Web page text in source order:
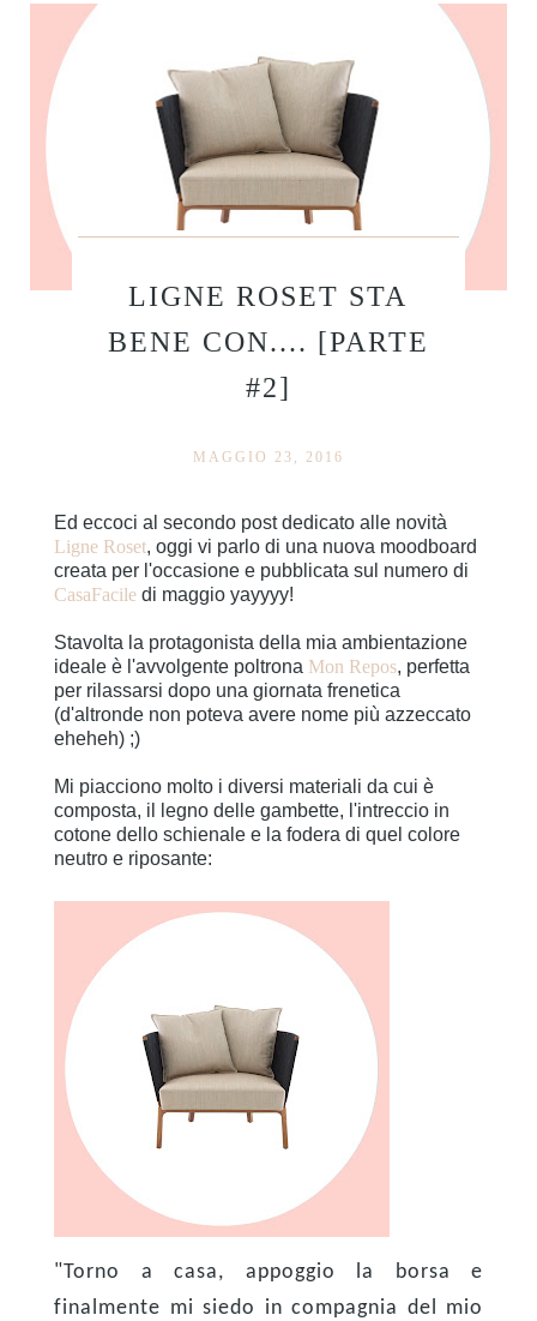
LIGNE ROSET STA
BENE CON.... [PARTE
#2]
MAGGIO 23, 2016
Ed eccoci al secondo post dedicato alle novità
Ligne Roset, oggi vi parlo di una nuova moodboard
creata per l'occasione e pubblicata sul numero di
CasaFacile di maggio yayyyy!
Stavolta la protagonista della mia ambientazione
ideale è l'avvolgente poltrona Mon Repos, perfetta
per rilassarsi dopo una giornata frenetica
(d'altronde non poteva avere nome più azzeccato
eheheh) ;)
Mi piacciono molto i diversi materiali da cui è
composta, il legno delle gambette, l'intreccio in
cotone dello schienale e la fodera di quel colore
neutro e riposante:
"Torno a casa, appoggio la borsa e
finalmente mi siedo in compagnia del mio